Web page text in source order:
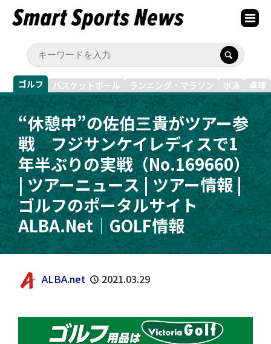
ゴルフ バスケットボール ランニング・マラソン 水泳 卓球
“休憩中”の佐伯三貴がツアー参
戦 フジサンケイレディスで1
年半ぶりの実戦（No.169660）
| ツアーニュース | ツアー情報 |
ゴルフのポータルサイト
ALBA.Net｜GOLF情報
ALBA.net 2021.03.29